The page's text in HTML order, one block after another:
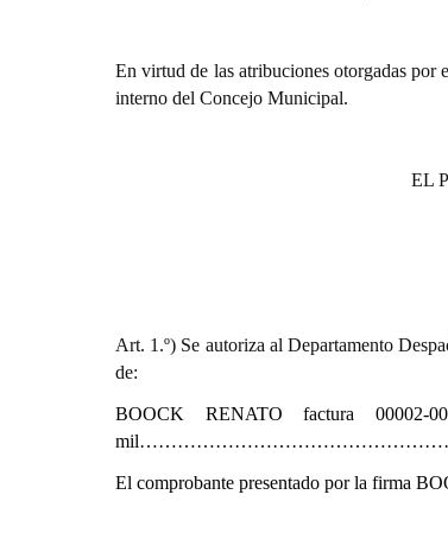
En virtud de las atribuciones otorgadas
interno del Concejo Municipal.
EL
Art. 1.º) Se autoriza al Departamento
de:
BOOCK RENATO
factura 00002-
El comprobante presentado por la firma